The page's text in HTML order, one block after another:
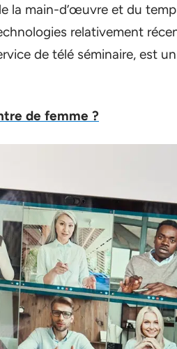
la main-d’œuvre et du
relativement
de télé séminaire, est
de femme ?